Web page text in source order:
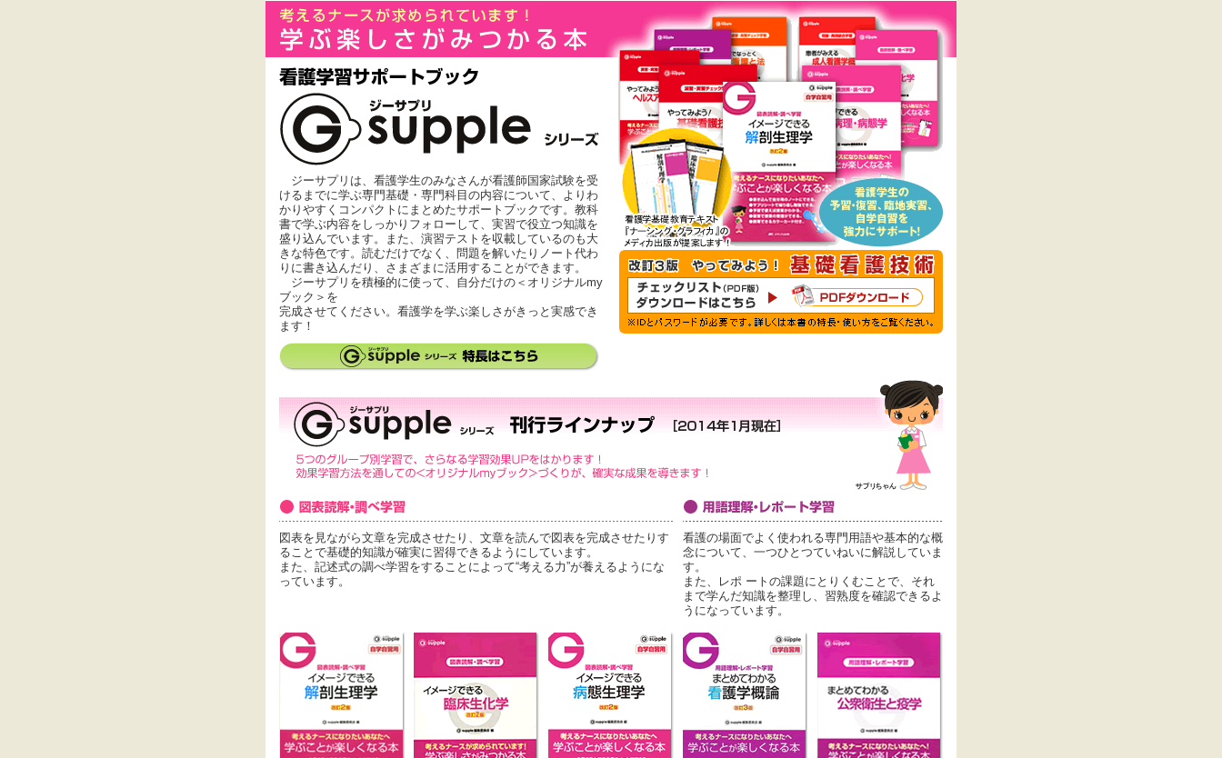
ジーサプリは、看護学生のみなさんが看護師国家試験を受
けるまでに学ぶ専門基礎・専門科目の内容について、よりわ
かりやすくコンパクトにまとめたサポートブックです。教科
書で学ぶ内容をしっかりフォローして、実習で役立つ知識を
盛り込んでいます。また、演習テストを収載しているのも大
きな特色です。読むだけでなく、問題を解いたりノート代わ
りに書き込んだり、さまざまに活用することができます。
ジーサプリを積極的に使って、自分だけの＜オリジナルmy
ブック＞を
完成させてください。看護学を学ぶ楽しさがきっと実感でき
ます！
図表を見ながら文章を完成させたり、文章を読んで図表を完成させたりす
ることで基礎的知識が確実に習得できるようにしています。
また、記述式の調べ学習をすることによって“考える力”が養えるようにな
っています。
看護の場面でよく使われる専門用語や基本的な概
念について、一つひとつていねいに解説していま
す。
また、レポ ートの課題にとりくむことで、それ
まで学んだ知識を整理し、習熟度を確認できるよ
うになっています。